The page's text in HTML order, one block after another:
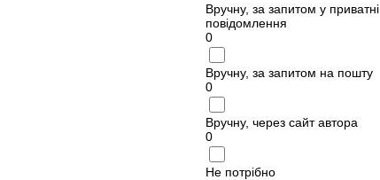
Вручну, за запитом у приватні
повідомлення
0
Вручну, за запитом на пошту
0
Вручну, через сайт автора
0
Не потрібно